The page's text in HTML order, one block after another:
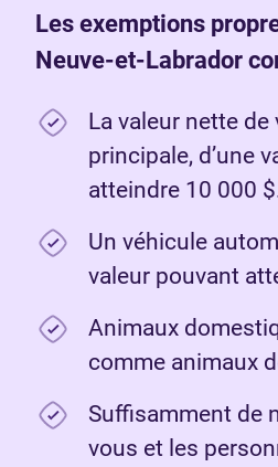
Les exemptions
Neuve-et-Labrador
La valeur nette
principale, d’une
atteindre 10 000
Un véhicule
valeur pouvant
Animaux
comme animaux
Suffisamment de
vous et les